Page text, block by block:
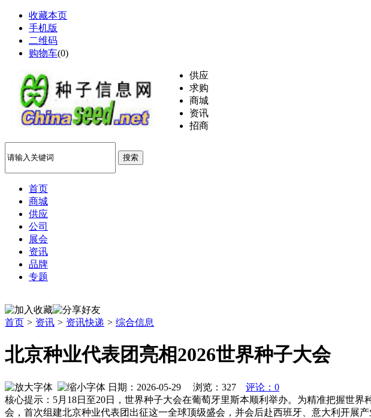
收藏本页
手机版
二维码
购物车(0)
供应
求购
商城
资讯
招商
搜索
首页
商城
供应
公司
展会
资讯
品牌
专题
首页 > 资讯 > 资讯快递 > 综合信息
北京种业代表团亮相2026世界种子大会
日期：2026-05-29 浏览： 327
评论：0
核心提示：5月18日至20日，世界种子大会在葡萄牙里斯本顺利举办。为精准把握世
会，首次组建北京种业代表团出征这一全球顶级盛会，并会后赴西班牙、意大利开展